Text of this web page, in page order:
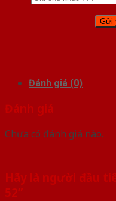
Đánh giá (0)
Đánh giá
Chưa có đánh giá nào.
Hãy là người đầu
52”